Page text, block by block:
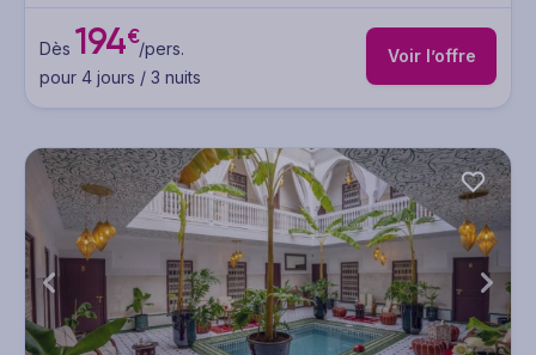
Dès 194€/pers.
pour 4 jours / 3 nuits
Voir l’offre